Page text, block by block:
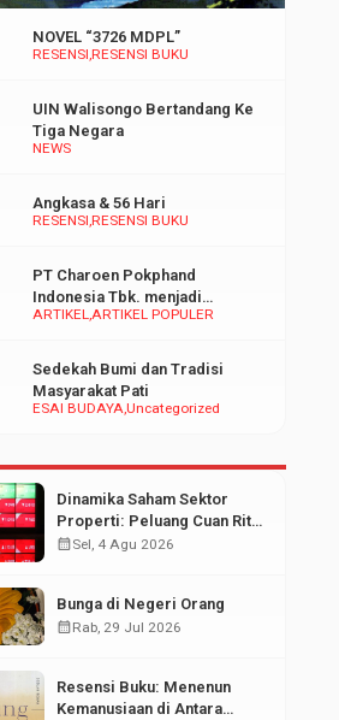
RESENSI RESENSI BUKU
NOVEL “3726 MDPL”
NEWS
UIN Walisongo Bertandang Ke
Tiga Negara
RESENSI RESENSI BUKU
Angkasa & 56 Hari
ARTIKELARTIKEL POPULER
PT Charoen Pokphand
Indonesia Tbk. menjadi
inspirasi Bagi UMKM di
ESAI BUDAYAUncategorized
Sedekah Bumi dan Tradisi
Masyarakat Pati
Dinamika Saham Sektor
Properti: Peluang Cuan Ritel
di Tengah Fluktuasi Pasar
calendar_monthSel, 4 Agu 2026
Bunga di Negeri Orang
calendar_monthRab, 29 Jul 2026
Resensi Buku: Menenun
Kemanusiaan di Antara